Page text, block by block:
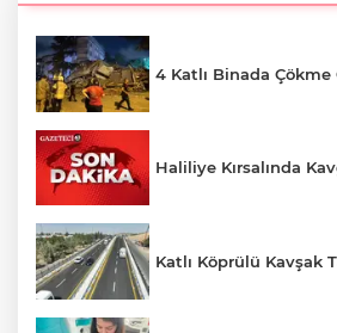
4 Katlı Binada Çökme
Haliliye Kırsalında
Katlı Köprülü Kavşak